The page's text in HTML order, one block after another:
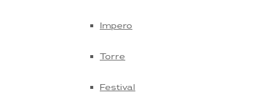
Impero
Torre
Festival